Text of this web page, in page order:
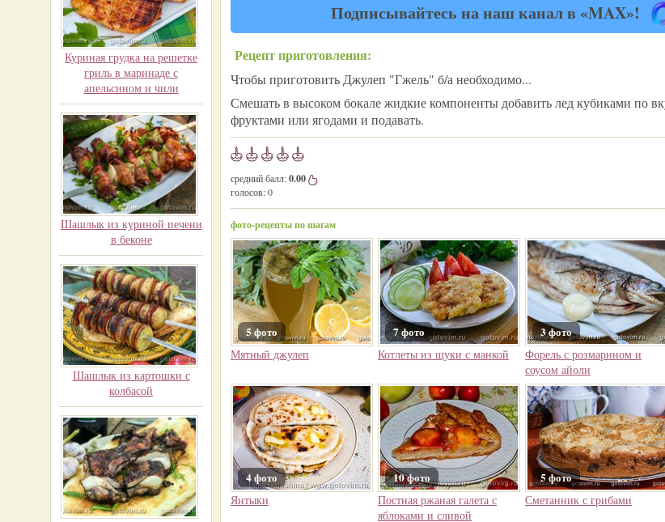
Куриная грудка на решетке
гриль в маринаде с
апельсином и чили
Шашлык из куриной печени
в беконе
Шашлык из картошки с
колбасой
Подписывайтесь на наш канал в «MAX»!
Рецепт приготовления:
Чтобы приготовить Джулеп "Гжель" б/а необходимо...
Смешать в высоком бокале жидкие компоненты добавить лед кубиками по
фруктами или ягодами и подавать.
средний балл:0.00
голосов:0
фото-рецепты по шагам
5 фото
Мятный джулеп
7 фото
Котлеты из щуки с манкой
3 фото
Форель с розмарином и
соусом айоли
4 фото
Янтыки
10 фото
Постная ржаная галета с
яблоками и сливой
5 фото
Сметанник с грибами